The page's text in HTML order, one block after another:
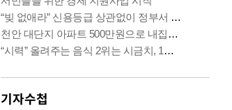
기자수첩